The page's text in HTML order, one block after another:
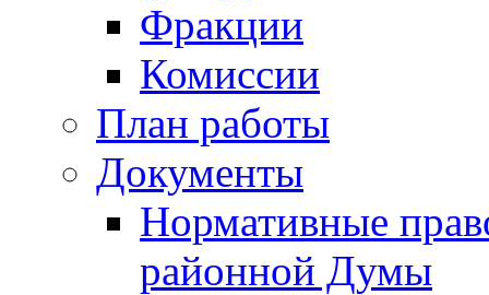
Фракции
Комиссии
План работы
Документы
Нормативные
районной Думы